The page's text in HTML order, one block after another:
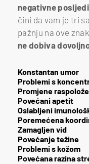
negativne
čini da vam je tri
pažnju na ove
ne dobiva
Konstantan umor
Problemi s
Promjene
Povećani apetit
Oslabljeni
Poremećena
Zamagljen vid
Povećanje težine
Problemi s kožom
Povećana razina